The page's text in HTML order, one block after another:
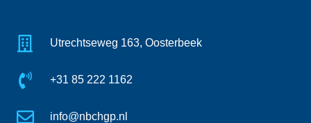
Utrechtseweg 163, Oosterbeek
+31 85 222 1162
info@nbchgp.nl